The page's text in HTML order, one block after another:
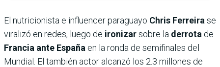
El nutricionista e influencer paraguayo Chris Ferreira se
viralizó en redes, luego de ironizarsobre la derrota de
Francia ante España en la ronda de semifinales del
Mundial. El también actor alcanzó los 2.3 millones de